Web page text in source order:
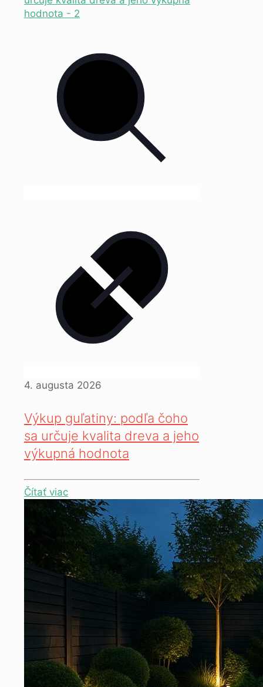
4. augusta 2026
Výkup guľatiny: podľa čoho
sa určuje kvalita dreva a jeho
výkupná hodnota
Čítať viac